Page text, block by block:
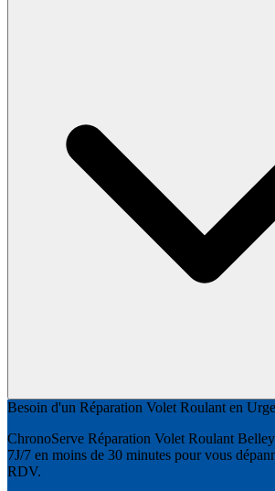
Besoin d'un Réparation Volet Roulant en
ChronoServe Réparation Volet Roulant
7J/7 en moins de 30 minutes pour vous
RDV.